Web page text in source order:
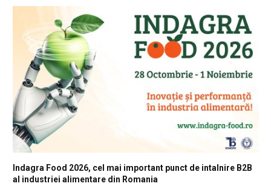
Indagra Food 2026, cel mai important punct de intalnire B2B
al industriei alimentare din Romania